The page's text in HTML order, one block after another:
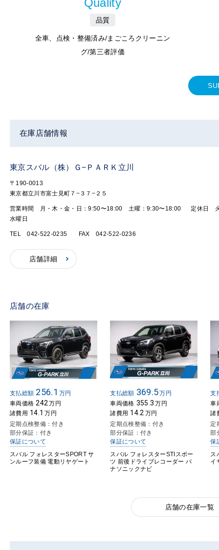
Quality
品質
全車、点検・整備済み/まごころクリーニン
グ/第三者評価
在庫店舗情報
東京スバル（株）Ｇ−ＰＡＲＫ立川
〒190-0013
東京都立川市富士見町７−３７−２５
営業時間 月・木・金・日：9:50〜18:00 土曜：9:30〜18:00
定休日
水曜日
TEL 042-522-0235 FAX 042-522-0236
店舗詳細
店舗の在庫
支払総額 256.1 万円
車両価格 242万円
諸費用 14.1 万円
定期点検整備：付き
部分保証：付き
保証について
スバル フォレスターSPORT サ
ンルーフ装備 電動リヤゲート
支払総額 369.5万円
車両価格 355.3 万円
諸費用 14.2 万円
定期点検整備：付き
部分保証：付き
保証について
スバル フォレスターSTIスポー
ツ 前後ドライブレコーダー パ
ナソニックナビ
支
車
諸
定
部
保
ス
イ
店舗の在庫一覧